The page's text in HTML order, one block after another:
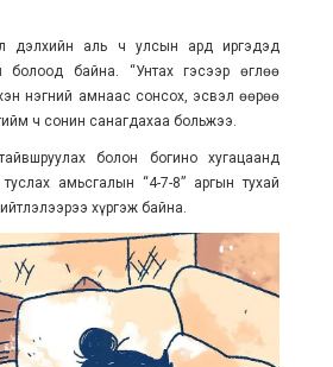
дэлхийн аль ч улсын ард иргэдэд
болоод байна. “Унтах гэсээр өглөө
нэгний амнаас сонсох, эсвэл өөрөө
ч сонин санагдахаа больжээ.
болон богино хугацаанд
амьсгалын “4-7-8” аргын тухай
хүргэж байна.